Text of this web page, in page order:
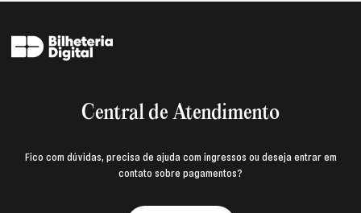
Central de Atendimento
Fico com dúvidas, precisa de ajuda com ingressos ou deseja entrar em
contato sobre pagamentos?